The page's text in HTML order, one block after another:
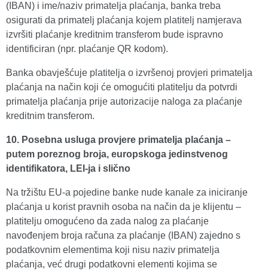
(IBAN) i ime/naziv primatelja plaćanja, banka treba
osigurati da primatelj plaćanja kojem platitelj namjerava
izvršiti plaćanje kreditnim transferom bude ispravno
identificiran (npr. plaćanje QR kodom).
Banka obavješćuje platitelja o izvršenoj provjeri primatelja
plaćanja na način koji će omogućiti platitelju da potvrdi
primatelja plaćanja prije autorizacije naloga za plaćanje
kreditnim transferom.
10. Posebna usluga provjere primatelja plaćanja –
putem poreznog broja, europskoga jedinstvenog
identifikatora, LEI-ja i slično
Na tržištu EU-a pojedine banke nude kanale za iniciranje
plaćanja u korist pravnih osoba na način da je klijentu –
platitelju omogućeno da zada nalog za plaćanje
navođenjem broja računa za plaćanje (IBAN) zajedno s
podatkovnim elementima koji nisu naziv primatelja
plaćanja, već drugi podatkovni elementi kojima se